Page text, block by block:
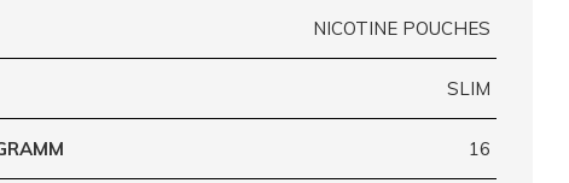
NICOTINE POUCHES
SLIM
16